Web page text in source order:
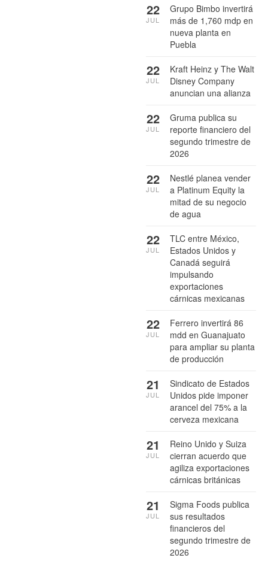
Grupo Bimbo invertirá
más de 1,760 mdp en
nueva planta en
Puebla
22
JUL
Kraft Heinz y The Walt
Disney Company
anuncian una alianza
22
JUL
Gruma publica su
reporte financiero del
segundo trimestre de
2026
22
JUL
Nestlé planea vender
a Platinum Equity la
mitad de su negocio
de agua
22
JUL
TLC entre México,
Estados Unidos y
Canadá seguirá
impulsando
exportaciones
cárnicas mexicanas
22
JUL
Ferrero invertirá 86
mdd en Guanajuato
para ampliar su planta
de producción
22
JUL
Sindicato de Estados
Unidos pide imponer
arancel del 75% a la
cerveza mexicana
21
JUL
Reino Unido y Suiza
cierran acuerdo que
agiliza exportaciones
cárnicas británicas
21
JUL
Sigma Foods publica
sus resultados
financieros del
segundo trimestre de
2026
21
JUL